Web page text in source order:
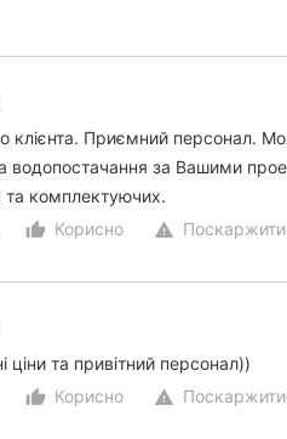
клієнта. Приємний персонал.
водопостачання за Вашими
та комплектуючих.
thumb_up_alt
Корисно warning
ціни та привітний персонал))
thumb_up_alt
Корисно warning